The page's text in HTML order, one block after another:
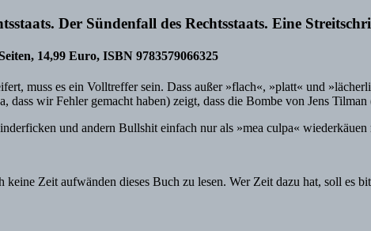
Der Sündenfall des Rechtsstaats. Eine
14,99 Euro, ISBN 9783579066325
muss es ein Volltreffer sein. Dass außer »flach«, »platt« und
dass wir Fehler gemacht haben) zeigt, dass die Bombe von Jens
und andern Bullshit einfach nur als »mea culpa«
Zeit aufwänden dieses Buch zu lesen. Wer Zeit dazu hat, soll es